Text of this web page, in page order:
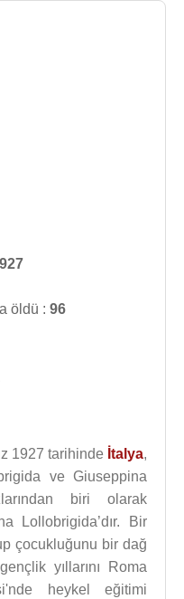
öldü : 96
1927 tarihinde İtalya,
ve Giuseppina
biri olarak
Lollobrigida’dır. Bir
çocukluğunu bir dağ
yıllarını Roma
heykel eğitimi